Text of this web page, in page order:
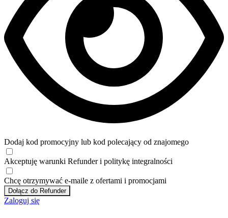
Dodaj kod promocyjny lub kod polecający od znajomego
Akceptuję warunki Refunder i politykę integralności
Chcę otrzymywać e-maile z ofertami i promocjami
Dołącz do Refunder
Zaloguj się